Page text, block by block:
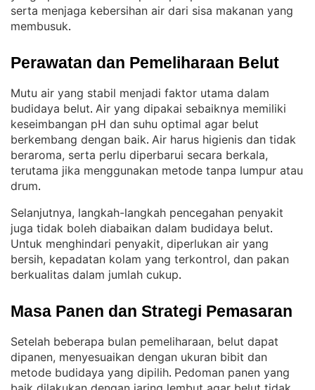
serta menjaga kebersihan air dari sisa makanan yang
membusuk.
Perawatan dan Pemeliharaan Belut
Mutu air yang stabil menjadi faktor utama dalam
budidaya belut. Air yang dipakai sebaiknya memiliki
keseimbangan pH dan suhu optimal agar belut
berkembang dengan baik. Air harus higienis dan tidak
beraroma, serta perlu diperbarui secara berkala,
terutama jika menggunakan metode tanpa lumpur atau
drum.
Selanjutnya, langkah-langkah pencegahan penyakit
juga tidak boleh diabaikan dalam budidaya belut
Untuk menghindari penyakit, diperlukan air yang
bersih, kepadatan kolam yang terkontrol, dan pakan
berkualitas dalam jumlah cukup.
Masa Panen dan Strategi Pemasaran
Setelah beberapa bulan pemeliharaan, belut dapat
dipanen, menyesuaikan dengan ukuran bibit dan
metode budidaya yang dipilih. Pedoman panen yang